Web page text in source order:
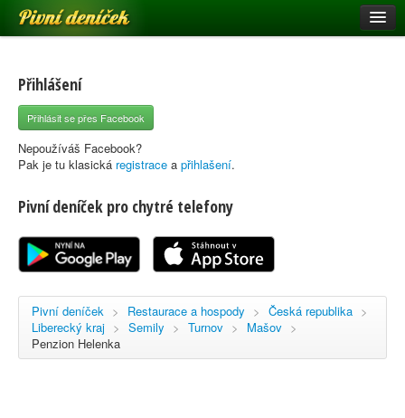
Pivní deníček
Pivní mapa
Pivní značky
Nápověda
Registrace
Přihlášení
Přihlásit se přes Facebook
Nepoužíváš Facebook?
Pak je tu klasická registrace a přihlašení.
Pivní deníček pro chytré telefony
Pivní deníček > Restaurace a hospody > Česká republika >
Liberecký kraj > Semily > Turnov > Mašov >
Penzion Helenka